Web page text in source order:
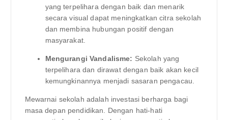
yang terpelihara dengan baik dan menarik
secara visual dapat meningkatkan citra sekolah
dan membina hubungan positif dengan
masyarakat.
Mengurangi Vandalisme: Sekolah yang
terpelihara dan dirawat dengan baik akan kecil
kemungkinannya menjadi sasaran pengacau.
Mewarnai sekolah adalah investasi berharga bagi
masa depan pendidikan. Dengan hati-hati